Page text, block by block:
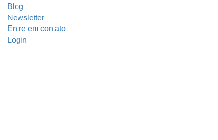
Blog
Newsletter
Entre em contato
Login